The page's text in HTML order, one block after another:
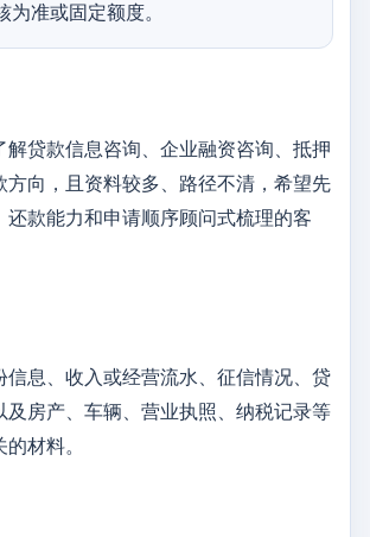
为准或固定额度。
解贷款信息咨询、企业融资咨询、抵押
方向，且资料较多、路径不清，希望先
还款能力和申请顺序顾问式梳理的客
信息、收入或经营流水、征信情况、贷
及房产、车辆、营业执照、纳税记录等
材料。